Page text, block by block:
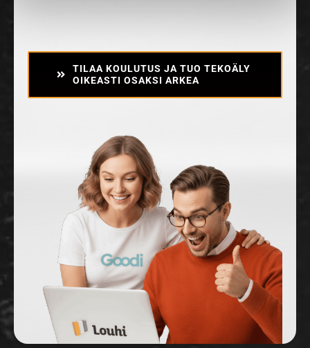
TILAA KOULUTUS JA TUO TEKOÄLY
OIKEASTI OSAKSI ARKEA